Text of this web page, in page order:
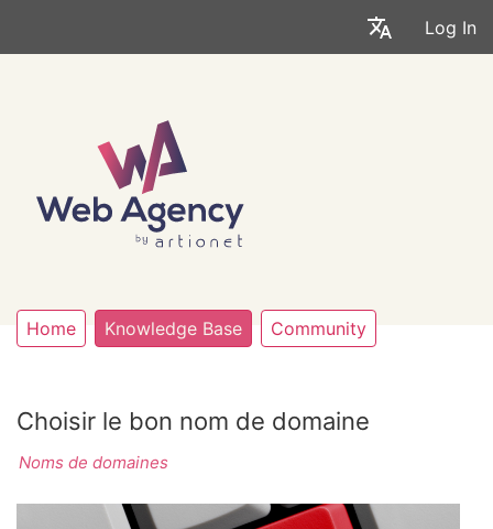
Log In
Home Knowledge Base Community
Choisir le bon nom de domaine
Noms de domaines